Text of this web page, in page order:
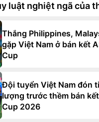
luật nghiệt ngã của
Thắng Philippines,
gặp Việt Nam ở bán kết
Cup
Đội tuyển Việt Nam đón
lượng trước thềm bán
Cup 2026